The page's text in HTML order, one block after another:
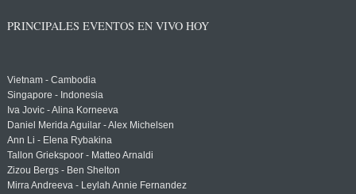
PRINCIPALES EVENTOS EN VIVO HOY
Vietnam - Cambodia
Singapore - Indonesia
Iva Jovic - Alina Korneeva
Daniel Merida Aguilar - Alex Michelsen
Ann Li - Elena Rybakina
Tallon Griekspoor - Matteo Arnaldi
Zizou Bergs - Ben Shelton
Mirra Andreeva - Leylah Annie Fernandez